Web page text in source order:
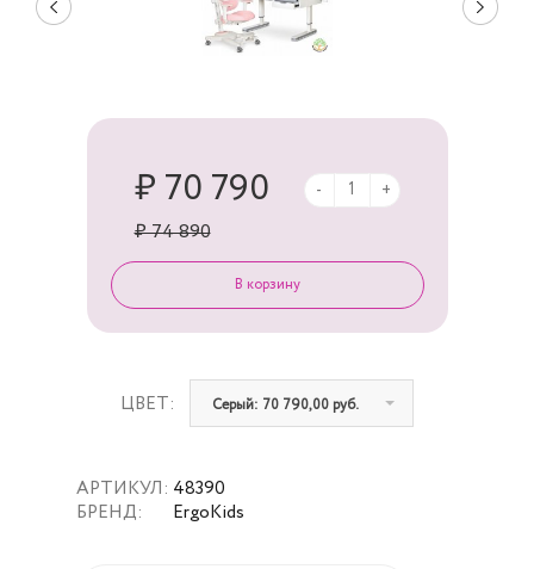
АРТИКУЛ:
БРЕНД:
48390
ErgoKids
ЦВЕТ: Серый: 70 790,00 руб.
₽ 70 790
₽ 74 890
- +